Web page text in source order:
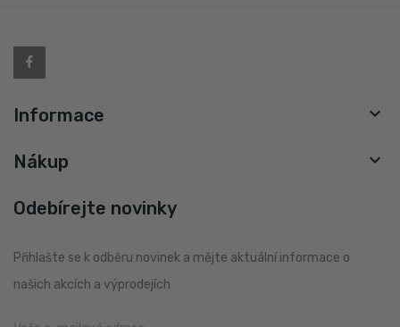
Informace 
Nákup 
Odebírejte novinky
Přihlašte se k odběru novinek a mějte aktuální informace o
našich akcích a výprodejích